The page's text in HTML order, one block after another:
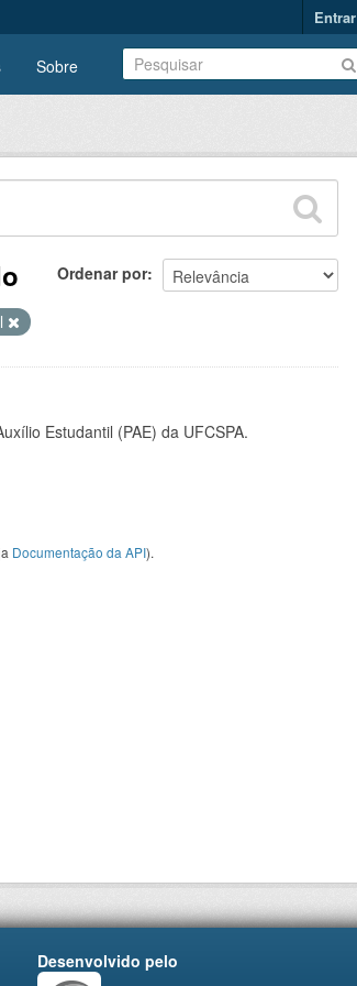
Entrar
Sobre
Ordenar por
Estudantil (PAE) da UFCSPA.
Documentação da API).
Desenvolvido pelo